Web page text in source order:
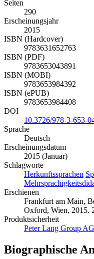
Seiten
290
Erscheinungsjahr
2015
ISBN (Hardcover)
9783631652763
ISBN (PDF)
9783653043891
ISBN (MOBI)
9783653984392
ISBN (ePUB)
9783653984408
DOI
10.3726/978-3-653-
Sprache
Deutsch
Erscheinungsdatum
2015 (Januar)
Schlagworte
Herkunftssprachen
Erschienen
Frankfurt am Main,
Oxford, Wien, 2015.
Produktsicherheit
Peter Lang Group AG
Biographische